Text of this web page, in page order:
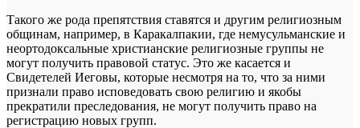
Такого же рода препятствия ставятся и другим религиозным
общинам, например, в Каракалпакии, где немусульманские и
неортодоксальные христианские религиозные группы не
могут получить правовой статус. Это же касается и
Свидетелей Иеговы, которые несмотря на то, что за ними
признали право исповедовать свою религию и якобы
прекратили преследования, не могут получить право на
регистрацию новых групп.